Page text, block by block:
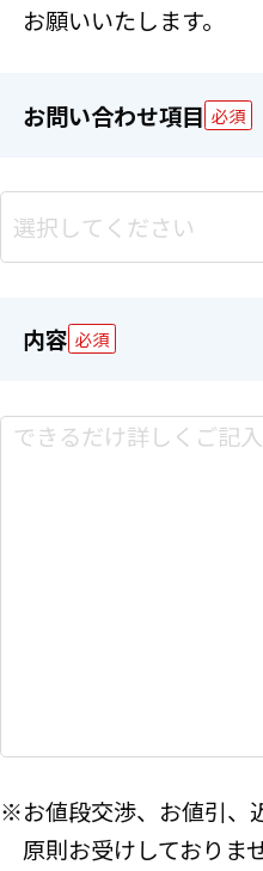
お願いいたします。
お問い合わせ項目 必須
内容 必須
※お値段交渉、お値引、
原則お受けしておりま